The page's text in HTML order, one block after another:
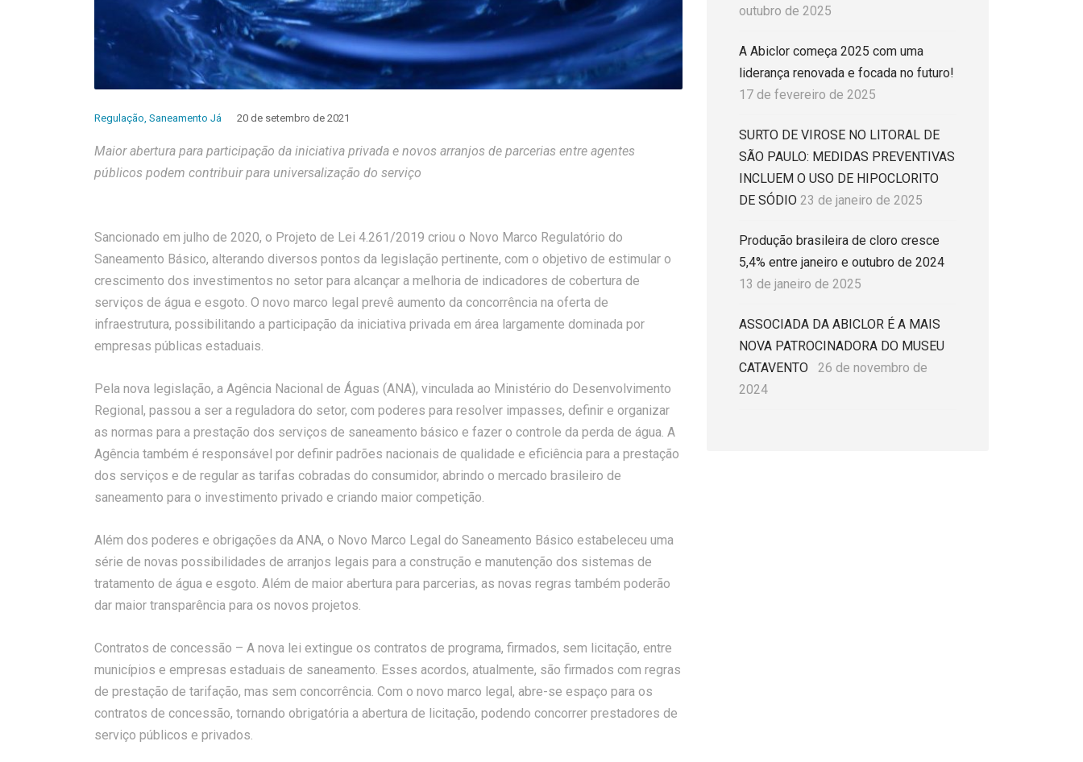
Regulação Saneamento Já 20 de setembro de 2021
Maior abertura para participação da iniciativa privada e novos arranjos de parcerias entre agentes
públicos podem contribuir para universalização do serviço
Sancionado em julho de 2020, o Projeto de Lei 4.261/2019 criou o Novo Marco Regulatório do
Saneamento Básico, alterando diversos pontos da legislação pertinente, com o objetivo de estimular o
crescimento dos investimentos no setor para alcançar a melhoria de indicadores de cobertura de
serviços de água e esgoto. O novo marco legal prevê aumento da concorrência na oferta de
infraestrutura, possibilitando a participação da iniciativa privada em área largamente dominada por
empresas públicas estaduais.
Pela nova legislação, a Agência Nacional de Águas (ANA), vinculada ao Ministério do Desenvolvimento
Regional, passou a ser a reguladora do setor, com poderes para resolver impasses, definir e organizar
as normas para a prestação dos serviços de saneamento básico e fazer o controle da perda de água. A
Agência também é responsável por definir padrões nacionais de qualidade e eficiência para a prestação
dos serviços e de regular as tarifas cobradas do consumidor, abrindo o mercado brasileiro de
saneamento para o investimento privado e criando maior competição.
Além dos poderes e obrigações da ANA, o Novo Marco Legal do Saneamento Básico estabeleceu uma
série de novas possibilidades de arranjos legais para a construção e manutenção dos sistemas de
tratamento de água e esgoto. Além de maior abertura para parcerias, as novas regras também poderão
dar maior transparência para os novos projetos.
Contratos de concessão – A nova lei extingue os contratos de programa, firmados, sem licitação, entre
municípios e empresas estaduais de saneamento. Esses acordos, atualmente, são firmados com regras
de prestação de tarifação, mas sem concorrência. Com o novo marco legal, abre-se espaço para os
contratos de concessão, tornando obrigatória a abertura de licitação, podendo concorrer prestadores de
serviço públicos e privados.
outubro de 2025
A Abiclor começa 2025 com uma
liderança renovada e focada no futuro!
17 de fevereiro de 2025
SURTO DE VIROSE NO LITORAL DE
SÃO PAULO: MEDIDAS PREVENTIVAS
INCLUEM O USO DE HIPOCLORITO
DE SÓDIO 23 de janeiro de 2025
Produção brasileira de cloro cresce
5,4% entre janeiro e outubro de 2024
13 de janeiro de 2025
ASSOCIADA DA ABICLOR É A MAIS
NOVA PATROCINADORA DO MUSEU
CATAVENTO
26 de novembro de
2024